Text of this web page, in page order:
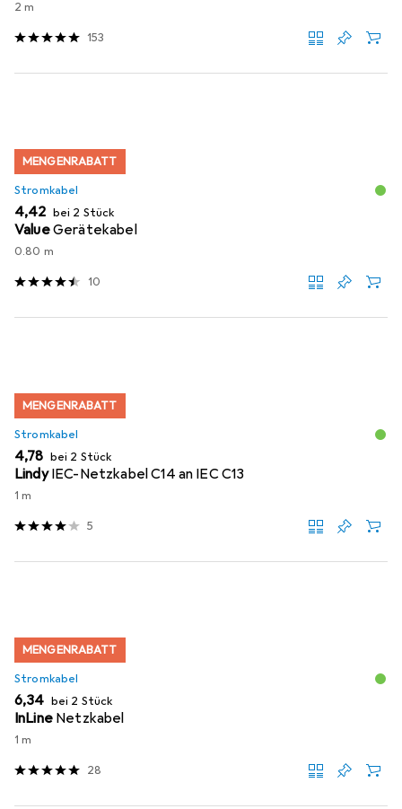
2 m
153
MENGENRABATT
Stromkabel
EUR
4,42 bei 2 Stück
ValueGerätekabel
0.80 m
10
MENGENRABATT
Stromkabel
EUR
4,78 bei 2 Stück
Lindy IEC-Netzkabel C14 an IEC C13
1 m
5
MENGENRABATT
Stromkabel
EUR
6,34 bei 2 Stück
InLine Netzkabel
1 m
28